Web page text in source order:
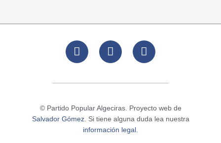
F
a
o
k
T
w
r
I
n
r
a
© Partido Popular Algeciras. Proyecto web de
Salvador Gómez. Si tiene alguna duda lea nuestra
información legal